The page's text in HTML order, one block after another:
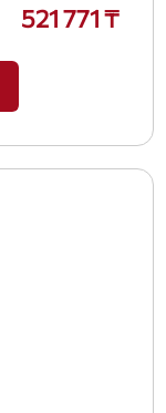
521 771 ₸